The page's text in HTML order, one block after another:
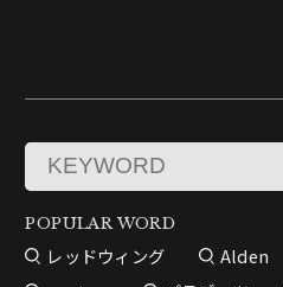
POPULAR WORD
レッドウィング Alden